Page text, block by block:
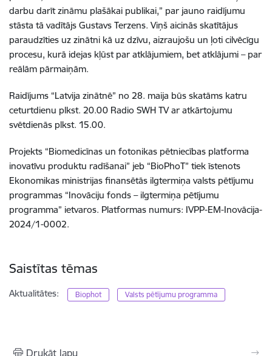
darbu darīt zināmu plašākai publikai,” par jauno raidījumu
stāsta tā vadītājs Gustavs Terzens. Viņš aicinās skatītājus
paraudzīties uz zinātni kā uz dzīvu, aizraujošu un ļoti cilvēcīgu
procesu, kurā idejas kļūst par atklājumiem, bet atklājumi – par
reālām pārmaiņām.
Raidījums “Latvija zinātnē” no 28. maija būs skatāms katru
ceturtdienu plkst. 20.00 Radio SWH TV ar atkārtojumu
svētdienās plkst. 15.00.
Projekts “Biomedicīnas un fotonikas pētniecības platforma
inovatīvu produktu radīšanai” jeb “BioPhoT” tiek īstenots
Ekonomikas ministrijas finansētās ilgtermiņa valsts pētījumu
programmas “Inovāciju fonds – ilgtermiņa pētījumu
programma” ietvaros. Platformas numurs: IVPP-EM-Inovācija-
2024/1-0002.
Saistītas tēmas
Aktualitātes: Biophot Valsts pētījumu programma
Drukāt lapu